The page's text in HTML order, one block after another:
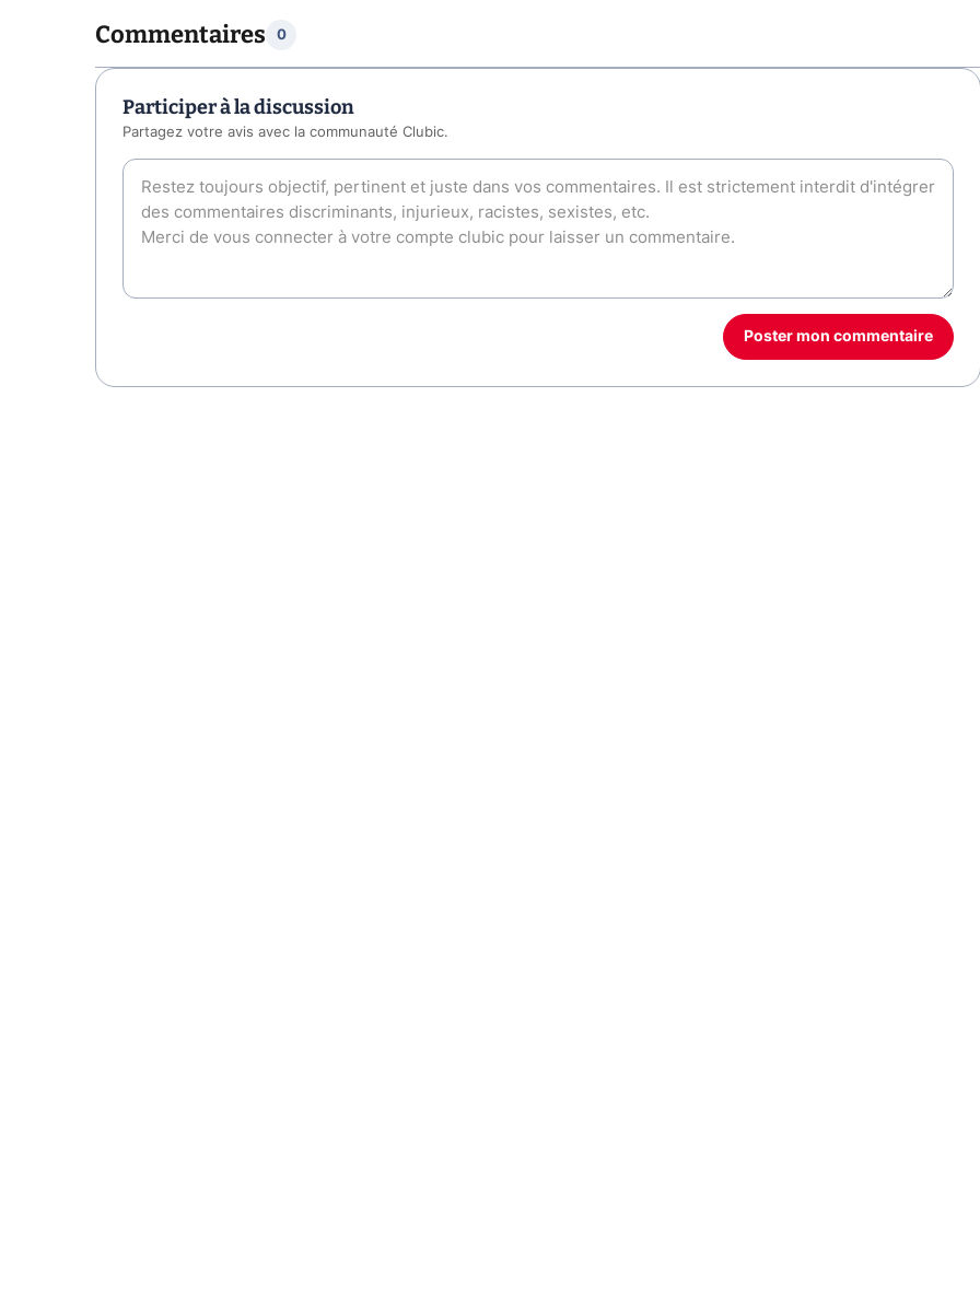
Commentaires 0
Participer à la discussion
Partagez votre avis avec la communauté Clubic.
Poster mon commentaire